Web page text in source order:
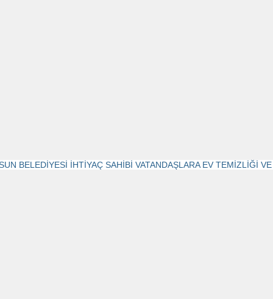
BELEDİYESİ İHTİYAÇ SAHİBİ VATANDAŞLARA EV TEMİZLİĞİ